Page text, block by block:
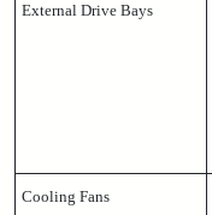
External Drive Bays
Cooling Fans